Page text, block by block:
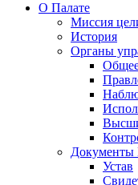
О Палате
Миссия
История
Органы
Документы
Устав